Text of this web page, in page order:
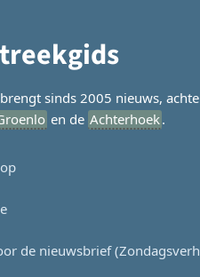
sinds 2005 nieuws,
en de Achterhoek.
de nieuwsbrief